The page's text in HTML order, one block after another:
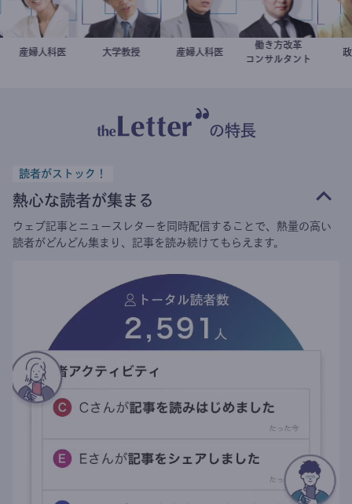
稲葉可奈子
産婦人科医 加藤忠史
大学教授 重見大介
産婦人科医 新田龍
働き方改革
コンサルタント
の特長
読者がストック！
熱心な読者が集まる
ウェブ記事とニュースレターを同時配信することで、熱量の高い
読者がどんどん集まり、記事を読み続けてもらえます。